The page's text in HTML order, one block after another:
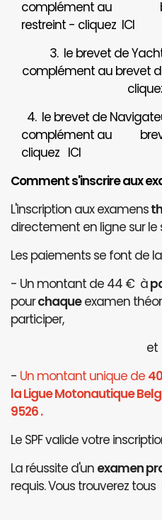
complément au
restreint - cliquez ICI
3. le brevet de
complément au brevet
4. le brevet de
complément au
cliquez ICI
Comment s'inscrire aux
L'inscription aux examens
directement en ligne sur le
Les paiements se font de
- Un montant de 44 € à
pourchaqueexamen
participer,
et
- Un montant unique de 40
la Ligue Motonautique
9526 .
Le SPF valide votre
La réussite d'un examen
requis. Vous trouverez tous